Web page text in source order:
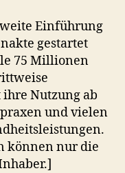
Einführung
gestartet
75 Millionen
Nutzung ab
und vielen
können nur die